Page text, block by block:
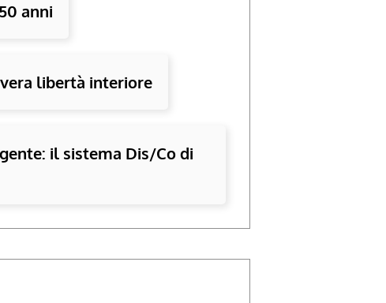
anni
libertà interiore
il sistema Dis/Co di